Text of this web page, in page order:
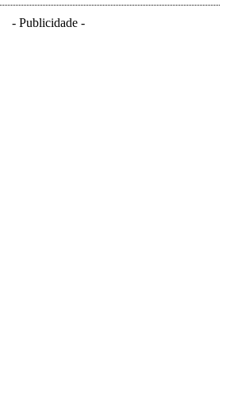
- Publicidade -